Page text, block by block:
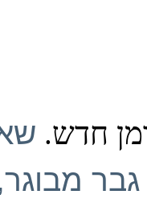
חדש.